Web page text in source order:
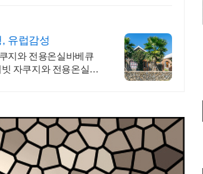
유럽감성
지와 전용온실바베큐
자쿠지와 전용온실바